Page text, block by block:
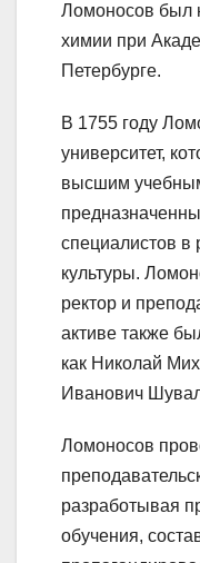
Ломоносов был
химии при
Петербурге.
В 1755 году
университет,
высшим
специалистов в
культуры.
ректор и
активе также
как Николай
Иванович
Ломоносов
разработывая
обучения,